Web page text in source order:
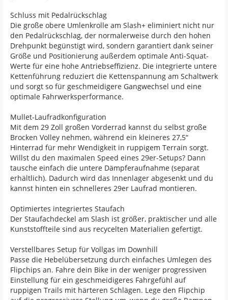
Schluss mit Pedalrückschlag
Die große obere Umlenkrolle am Slash+ eliminiert nicht nur
den Pedalrückschlag, der normalerweise durch den hohen
Drehpunkt begünstigt wird, sondern garantiert dank seiner
Größe und Positionierung außerdem optimale Anti-Squat-
Werte für eine hohe Antriebseffizienz. Die integrierte untere
Kettenführung reduziert die Kettenspannung am Schaltwerk
und sorgt so für geschmeidigere Gangwechsel und eine
optimale Fahrwerksperformance.
Mullet-Laufradkonfiguration
Mit dem 29 Zoll großen Vorderrad kannst du selbst große
Brocken Volley nehmen, während ein kleineres 27,5“
Hinterrad für mehr Wendigkeit in ruppigem Terrain sorgt.
Willst du den maximalen Speed eines 29er-Setups? Dann
tausche einfach die untere Dämpferaufnahme (separat
erhältlich). Dadurch wird das Innenlager abgesenkt und du
kannst hinten ein schnelleres 29er Laufrad montieren.
Optimiertes integriertes Staufach
Der Staufachdeckel am Slash ist größer, praktischer und alle
Kunststoffteile sind aus recycelten Materialien gefertigt.
Verstellbares Setup für Vollgas im Downhill
Passe die Hebelübersetzung durch einfaches Umlegen des
Flipchips an. Fahre dein Bike in der weniger progressiven
Einstellung für ein geschmeidigeres Fahrgefühl auf
ruppigen Trails mit härteren Schlägen. Lege den Flipchip